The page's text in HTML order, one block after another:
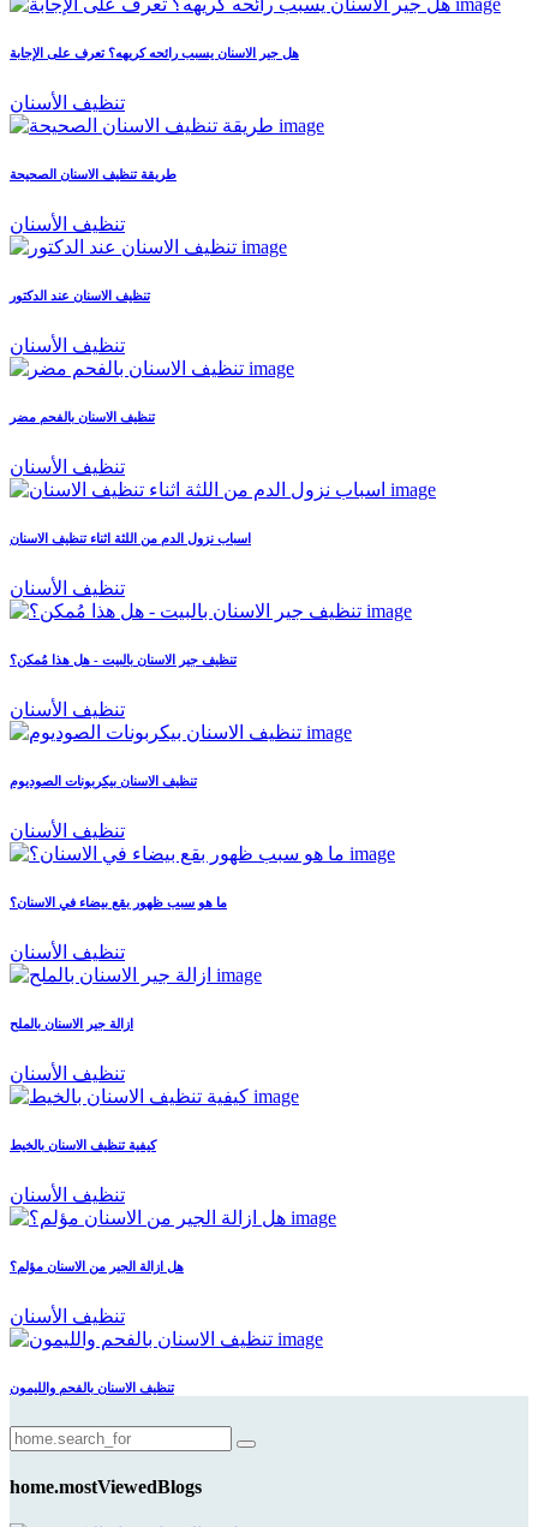
هل جير الاسنان يسبب رائحه كريهه؟ تعرف على الإجابة
تنظيف الأسنان
طريقة تنظيف الاسنان الصحيحة
تنظيف الأسنان
تنظيف الاسنان عند الدكتور
تنظيف الأسنان
تنظيف الاسنان بالفحم مضر
تنظيف الأسنان
اسباب نزول الدم من اللثة اثناء تنظيف الاسنان
تنظيف الأسنان
تنظيف جير الاسنان بالبيت - هل هذا مُمكن؟
تنظيف الأسنان
تنظيف الاسنان بيكربونات الصوديوم
تنظيف الأسنان
ما هو سبب ظهور بقع بيضاء في الاسنان؟
تنظيف الأسنان
ازالة جير الاسنان بالملح
تنظيف الأسنان
كيفية تنظيف الاسنان بالخيط
تنظيف الأسنان
هل ازالة الجير من الاسنان مؤلم؟
تنظيف الأسنان
تنظيف الاسنان بالفحم والليمون
home.mostViewedBlogs